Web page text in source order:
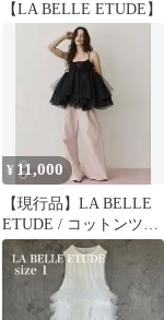
【LA BELLE ETUDE】
¥ 11,000
【現行品】LA BELLE
ETUDE / コットンツイ
ルカーブパンツ